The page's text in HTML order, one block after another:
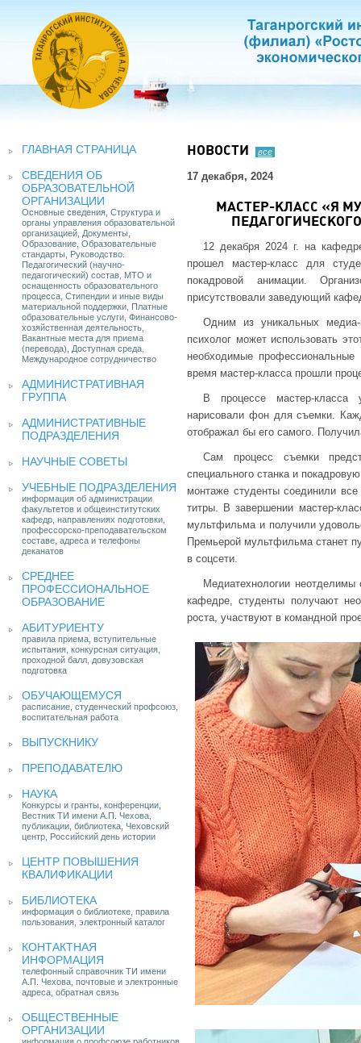
ГЛАВНАЯ СТРАНИЦА
СВЕДЕНИЯ ОБ
ОБРАЗОВАТЕЛЬНОЙ
ОРГАНИЗАЦИИ
Основные сведения, Структура и
органы управления образовательной
организацией, Документы,
Образование, Образовательные
стандарты, Руководство.
Педагогический (научно-
педагогический) состав, МТО и
оснащенность образовательного
процесса, Стипендии и иные виды
материальной поддержки, Платные
образовательные услуги, Финансово-
хозяйственная деятельность,
Вакантные места для приема
(перевода), Доступная среда,
Международное сотрудничество
АДМИНИСТРАТИВНАЯ
ГРУППА
АДМИНИСТРАТИВНЫЕ
ПОДРАЗДЕЛЕНИЯ
НАУЧНЫЕ СОВЕТЫ
УЧЕБНЫЕ ПОДРАЗДЕЛЕНИЯ
информация об администрации
факультетов и общеинститутских
кафедр, направлениях подготовки,
профессорско-преподавательском
составе, адреса и телефоны
деканатов
СРЕДНЕЕ
ПРОФЕССИОНАЛЬНОЕ
ОБРАЗОВАНИЕ
АБИТУРИЕНТУ
правила приема, вступительные
испытания, конкурсная ситуация,
проходной балл, довузовская
подготовка
ОБУЧАЮЩЕМУСЯ
расписание, студенческий профсоюз,
воспитательная работа
ВЫПУСКНИКУ
ПРЕПОДАВАТЕЛЮ
НАУКА
Конкурсы и гранты, конференции,
Вестник ТИ имени А.П. Чехова,
публикации, библиотека, Чеховский
центр, Российский день истории
ЦЕНТР ПОВЫШЕНИЯ
КВАЛИФИКАЦИИ
БИБЛИОТЕКА
информация о библиотеке, правила
пользования, электронный каталог
КОНТАКТНАЯ
ИНФОРМАЦИЯ
телефонный справочник ТИ имени
А.П. Чехова, почтовые и электронные
адреса, обратная связь
ОБЩЕСТВЕННЫЕ
ОРГАНИЗАЦИИ
НОВОСТИ все
17 декабря, 2024
МАСТЕР-КЛАСС «Я
12 декабря 2024 г. на
прошел мастер-класс для
покадровой анимации.
присутствовали заведующий
Одним из уникальных медиа-
психолог может использовать
необходимые
время мастер-класса прошли
В процессе мастер-класса
нарисовали фон для съемки.
отображал бы его самого.
Сам процесс съемки
специального станка и
монтаже студенты соединили
титры. В завершении мастер-
мультфильма и получили
Премьерой мультфильма станет
в соцсети.
Медиатехнологии неотделимы
кафедре, студенты получают
роста, участвуют в командной